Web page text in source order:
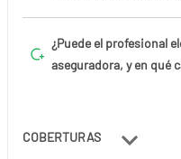
¿Puede el profesional
aseguradora, y en qué
COBERTURAS